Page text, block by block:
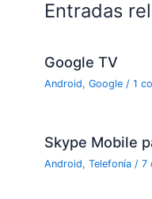
Entradas
Google TV
Android,Google /1
Skype Mobile
Android,Telefonía /7